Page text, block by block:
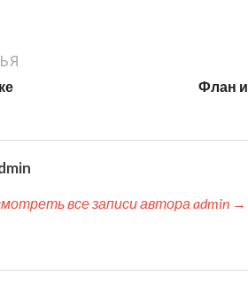
Флан
все записи автора admin →